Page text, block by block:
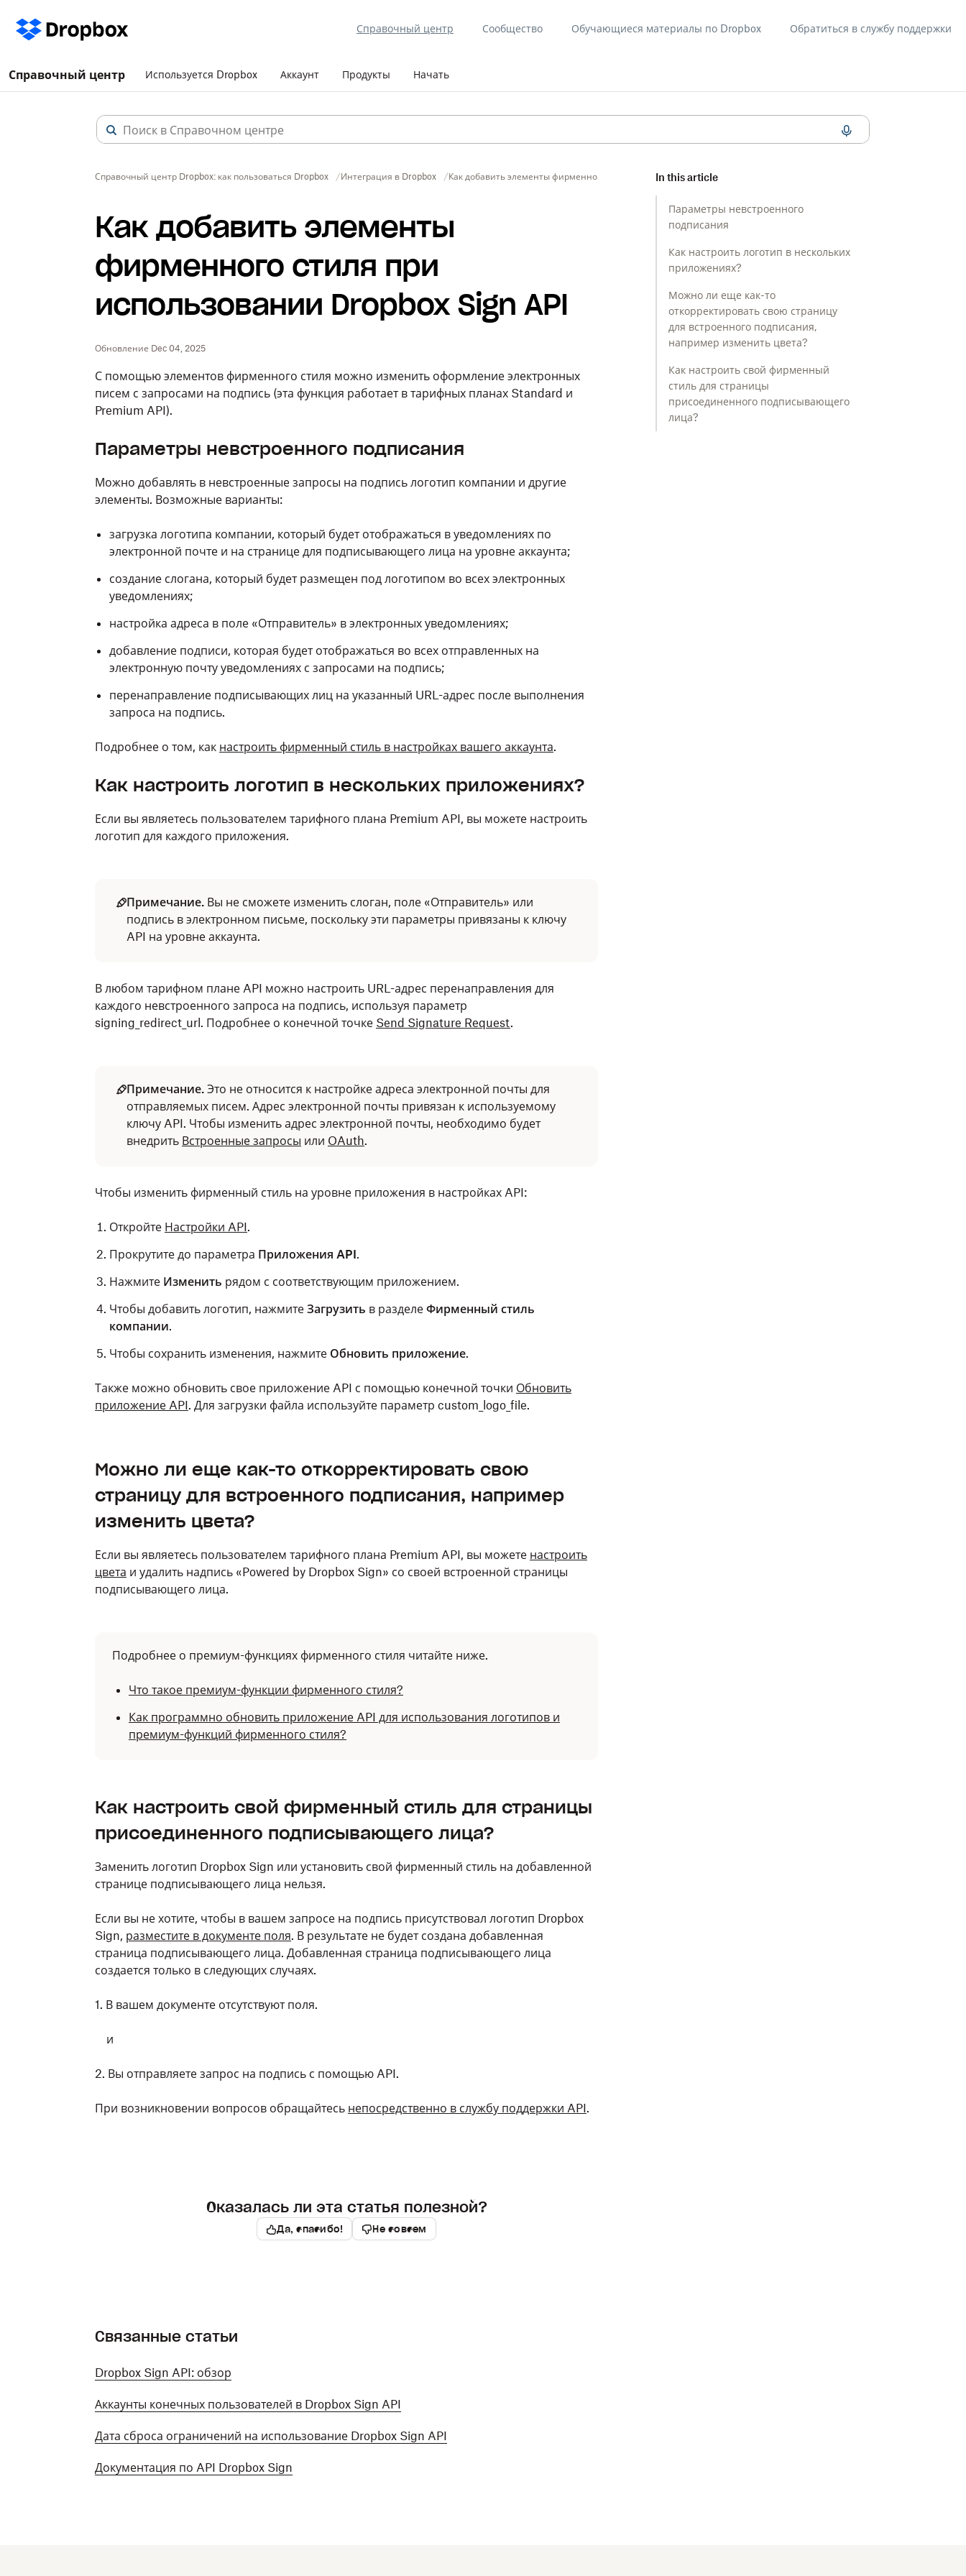
Справочный центр Сообщество Обучающиеся материалы по Dropbox Обратиться в службу поддержки
Справочный центр Используется Dropbox Аккаунт Продукты Начать
Справочный центр Dropbox: как пользоваться Dropbox Интеграция в Dropbox Как добавить элементы фирменного стиля при использовании Dropbox Sign API
Как добавить элементы
фирменного стиля при
использовании Dropbox Sign API
Обновление Dec 04, 2025
In this article
Параметры невстроенного
подписания
Как настроить логотип в нескольких
приложениях?
Можно ли еще как-то
откорректировать свою страницу
для встроенного подписания,
например изменить цвета?
Как настроить свой фирменный
стиль для страницы
присоединенного подписывающего
лица?
С помощью элементов фирменного стиля можно изменить оформление электронных
писем с запросами на подпись (эта функция работает в тарифных планах Standard и
Premium API).
Параметры невстроенного подписания
Можно добавлять в невстроенные запросы на подпись логотип компании и другие
элементы. Возможные варианты:
загрузка логотипа компании, который будет отображаться в уведомлениях по
электронной почте и на странице для подписывающего лица на уровне аккаунта;
создание слогана, который будет размещен под логотипом во всех электронных
уведомлениях;
настройка адреса в поле «Отправитель» в электронных уведомлениях;
добавление подписи, которая будет отображаться во всех отправленных на
электронную почту уведомлениях с запросами на подпись;
перенаправление подписывающих лиц на указанный URL-адрес после выполнения
запроса на подпись.
Подробнее о том, как настроить фирменный стиль в настройках вашего аккаунта.
Как настроить логотип в нескольких приложениях?
Если вы являетесь пользователем тарифного плана Premium API, вы можете настроить
логотип для каждого приложения.
Примечание. Вы не сможете изменить слоган, поле «Отправитель» или
подпись в электронном письме, поскольку эти параметры привязаны к ключу
API на уровне аккаунта.
В любом тарифном плане API можно настроить URL-адрес перенаправления для
каждого невстроенного запроса на подпись, используя параметр
signing_redirect_url. Подробнее о конечной точке Send Signature Request.
Примечание. Это не относится к настройке адреса электронной почты для
отправляемых писем. Адрес электронной почты привязан к используемому
ключу API. Чтобы изменить адрес электронной почты, необходимо будет
внедрить Встроенные запросы или OAuth.
Чтобы изменить фирменный стиль на уровне приложения в настройках API:
Откройте Настройки API.
Прокрутите до параметра Приложения API.
Нажмите Изменить рядом с соответствующим приложением.
Чтобы добавить логотип, нажмите Загрузить в разделе Фирменный стиль
компании.
Чтобы сохранить изменения, нажмите Обновить приложение.
Также можно обновить свое приложение API с помощью конечной точки Обновить
приложение API. Для загрузки файла используйте параметр custom_logo_file.
Можно ли еще как-то откорректировать свою
страницу для встроенного подписания, например
изменить цвета?
Если вы являетесь пользователем тарифного плана Premium API, вы можете настроить
цвета и удалить надпись «Powered by Dropbox Sign» со своей встроенной страницы
подписывающего лица.
Подробнее о премиум-функциях фирменного стиля читайте ниже.
Что такое премиум-функции фирменного стиля?
Как программно обновить приложение API для использования логотипов и
премиум-функций фирменного стиля?
Как настроить свой фирменный стиль для страницы
присоединенного подписывающего лица?
Заменить логотип Dropbox Sign или установить свой фирменный стиль на добавленной
странице подписывающего лица нельзя.
Если вы не хотите, чтобы в вашем запросе на подпись присутствовал логотип Dropbox
Sign, разместите в документе поля. В результате не будет создана добавленная
страница подписывающего лица. Добавленная страница подписывающего лица
создается только в следующих случаях.
1. В вашем документе отсутствуют поля.
и
2. Вы отправляете запрос на подпись с помощью API.
При возникновении вопросов обращайтесь непосредственно в службу поддержки API.
Оказалась ли эта статья полезной?
Да, спасибо! Не совсем
Связанные статьи
Dropbox Sign API: обзор
Аккаунты конечных пользователей в Dropbox Sign API
Дата сброса ограничений на использование Dropbox Sign API
Документация по API Dropbox Sign